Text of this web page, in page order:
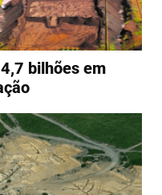
bilhões em